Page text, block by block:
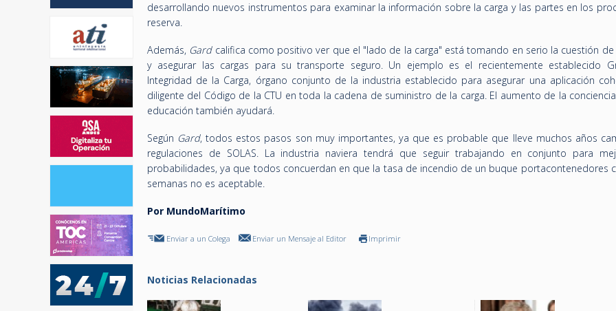
desarrollando nuevos instrumentos para examinar la información sobre la carga y las partes en los
reserva.
Además, Gard califica como positivo ver que el "lado de la carga" está tomando en serio la cuestión
y asegurar las cargas para su transporte seguro. Un ejemplo es el recientemente establecido
Integridad de la Carga, órgano conjunto de la industria establecido para asegurar una aplicación
diligente del Código de la CTU en toda la cadena de suministro de la carga. El aumento de la
educación también ayudará.
Según Gard, todos estos pasos son muy importantes, ya que es probable que lleve muchos años
regulaciones de SOLAS. La industria naviera tendrá que seguir trabajando en conjunto para
probabilidades, ya que todos concuerdan en que la tasa de incendio de un buque portacontenedores
semanas no es aceptable.
Por MundoMarítimo
Enviar a un Colega Enviar un Mensaje al Editor Imprimir
Noticias Relacionadas